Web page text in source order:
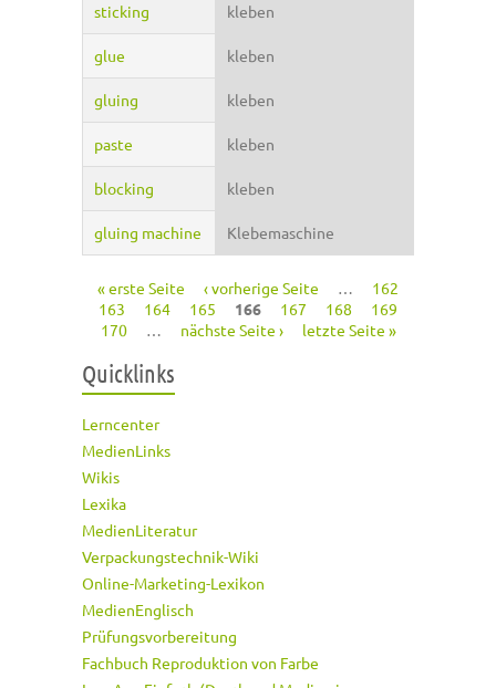
sticking kleben
glue kleben
gluing kleben
paste kleben
blocking kleben
gluing machine Klebemaschine
Seiten
« erste Seite ‹ vorherige Seite …
162
163
164 165 166 167 168
169
170
… nächste Seite › letzte Seite »
Quicklinks
Lerncenter
MedienLinks
Wikis
Lexika
MedienLiteratur
Verpackungstechnik-Wiki
Online-Marketing-Lexikon
MedienEnglisch
Prüfungsvorbereitung
Fachbuch Reproduktion von Farbe